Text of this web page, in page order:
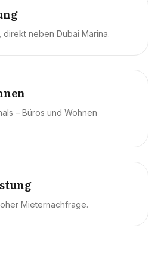
neben Dubai Marina.
– Büros und Wohnen
Mieternachfrage.